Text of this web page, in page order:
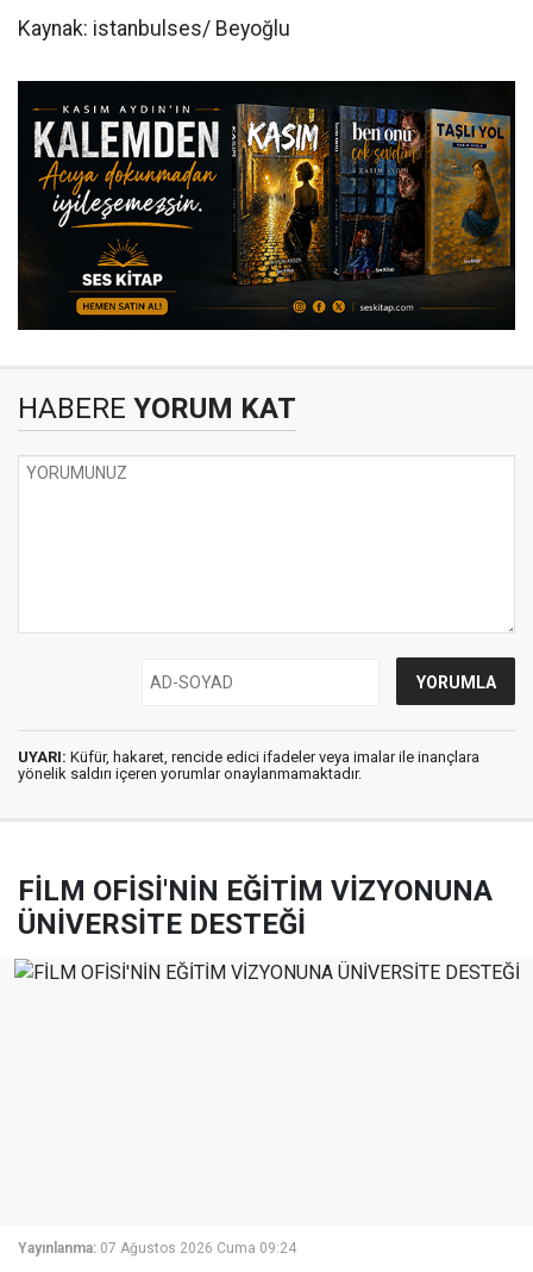
Kaynak: istanbulses/ Beyoğlu
HABERE YORUM KAT
UYARI: Küfür, hakaret, rencide edici ifadeler veya imalar ile inançlara
yönelik saldırı içeren yorumlar onaylanmamaktadır.
FİLM OFİSİ'NİN EĞİTİM VİZYONUNA
ÜNİVERSİTE DESTEĞİ
Yayınlanma: 07 Ağustos 2026 Cuma 09:24